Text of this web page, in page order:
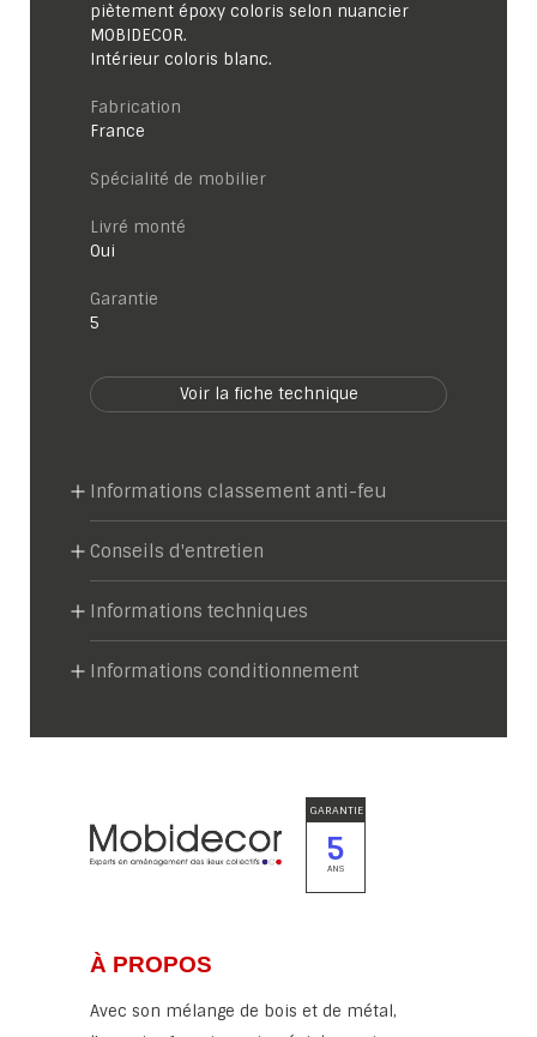
piètement époxy coloris selon nuancier
MOBIDECOR.
Intérieur coloris blanc.
Fabrication
France
Spécialité de mobilier
Livré monté
Oui
garantie
5
Voir la fiche technique
Informations classement anti-feu
Conseils d'entretien
Informations techniques
Informations conditionnement
GARANTIE
5
ANS
À PROPOS
Avec son mélange de bois et de métal,